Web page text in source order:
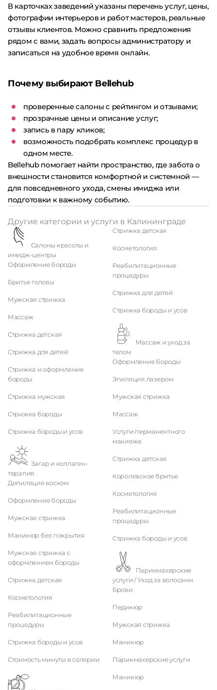
В карточках заведений указаны перечень услуг, цены,
фотографии интерьеров и работ мастеров, реальные
отзывы клиентов. Можно сравнить предложения
рядом с вами, задать вопросы администратору и
записаться на удобное время онлайн.
Почему выбирают Bellehub
проверенные салоны с рейтингом и отзывами;
прозрачные цены и описание услуг;
запись в пару кликов;
возможность подобрать комплекс процедур в
одном месте.
Bellehub помогает найти пространство, где забота о
внешности становится комфортной и системной —
для повседневного ухода, смены имиджа или
подготовки к важному событию.
Другие категории и услуги в Калининграде
имидж-центры
Оформление бороды
Бритье головы
Мужская стрижка
Массаж
Стрижка детская
Стрижка для детей
Стрижка и оформление
бороды
Стрижка мужская
Стрижка бороды
Стрижка бороды и усов
терапия
Депиляция воском
Оформление бороды
Мужская стрижка
Маникюр без покрытия
Мужская стрижка с
оформлением бороды
Стрижка детская
Косметология
Реабилитационные
процедуры
Стрижка бороды и усов
Стоимость минуты в солярии
Стрижка детская
Косметология
Реабилитационные
процедуры
Стрижка для детей
Стрижка бороды и усов
телом
Оформление бороды
Эпиляция лазером
Мужская стрижка
Массаж
Услуги перманентного
макияжа
Стрижка детская
Королевское бритье
Косметология
Реабилитационные
процедуры
Стрижка бороды и усов
услуги / Уход за волосами
Брови
Педикюр
Мужская стрижка
Маникюр
Парикмахерские услуги
Маникюр